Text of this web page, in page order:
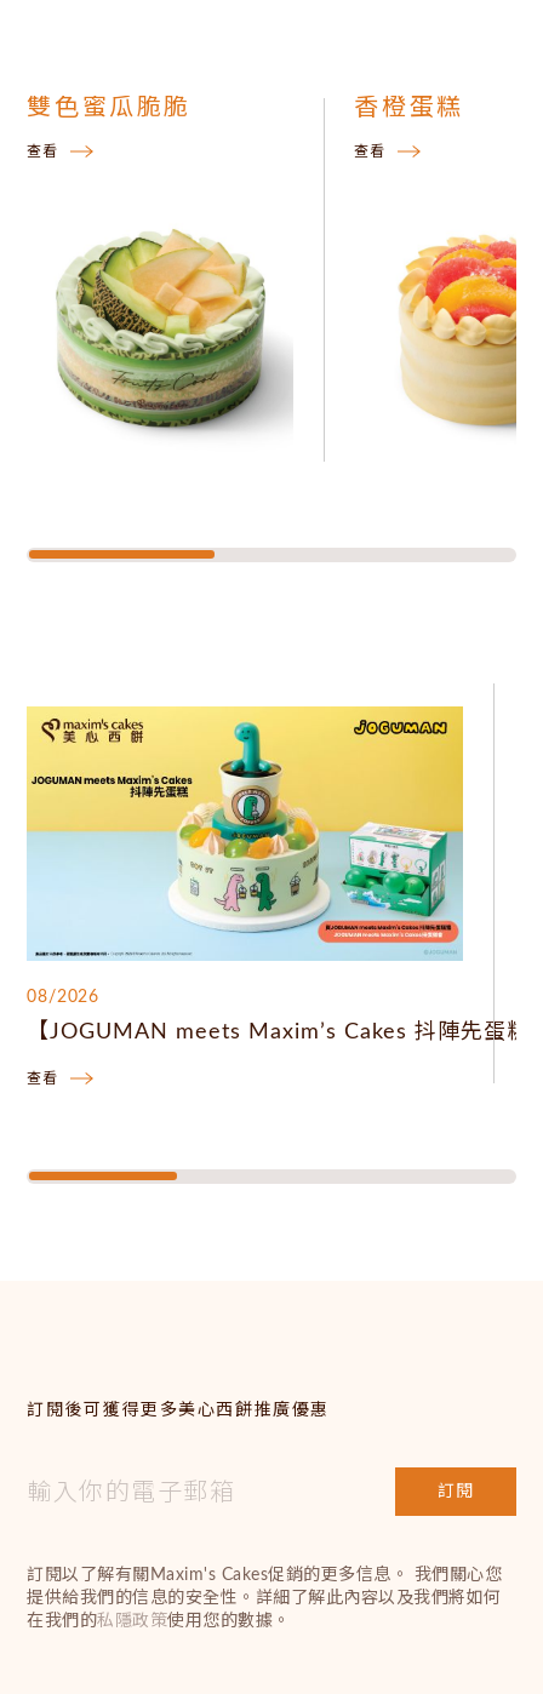
雙色蜜瓜脆脆
查看
香橙蛋糕
查看
08/2026
【JOGUMAN meets Maxim’s Cakes 抖陣先蛋糕
查看
訂閱後可獲得更多美心西餅推廣優惠
訂閱
訂閱以了解有關Maxim's Cakes促銷的更多信息。 我們關心您
提供給我們的信息的安全性。詳細了解此內容以及我們將如何
在我們的私隱政策使用您的數據。